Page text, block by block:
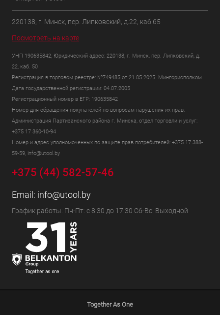
220138, г. Минск, пер. Липковский, д.22, каб.65
Посмотреть на карте
УНП 190635842, Юридический адрес: 220138, г. Минск, пер. Липковский, д.
22, каб. 50
Регистрация в торговом реестре: №749485 от 21.05.2025. Мингорисполком.
Дата государственной регистрации: 04.07.2005
Регистрационный номер в ЕГР: 190635842
Номер для обращения покупателей по вопросам нарушения их прав:
Администрация Партизанского района г. Минска, отдел торговли и услуг:
+375 17 360-10-94
Номер и адрес уполномоченных по защите прав потребителей: +375 17 388-
59-59, info@utool.by
+375 (44) 582-57-46
Email: info@utool.by
График работы: Пн-Пт: с 8:30 до 17:30 Сб-Вс: Выходной
Together As One